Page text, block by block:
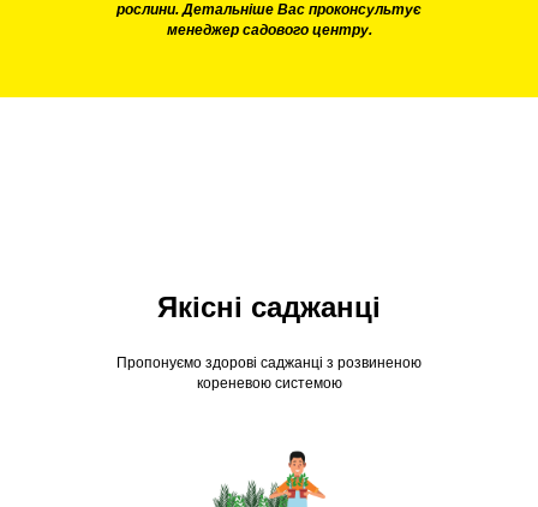
рослини. Детальніше Вас проконсультує
менеджер садового центру.
Пропонуємо здорові саджанці з розвиненою
кореневою системою
Якісні саджанці